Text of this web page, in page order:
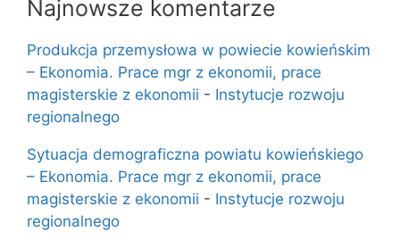
Najnowsze komentarze
Produkcja przemysłowa w powiecie kowieńskim
– Ekonomia. Prace mgr z ekonomii, prace
magisterskie z ekonomii - Instytucje rozwoju
regionalnego
Sytuacja demograficzna powiatu kowieńskiego
– Ekonomia. Prace mgr z ekonomii, prace
magisterskie z ekonomii - Instytucje rozwoju
regionalnego